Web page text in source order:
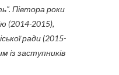
Півтора роки
(2014-2015),
ради (2015-
із заступників